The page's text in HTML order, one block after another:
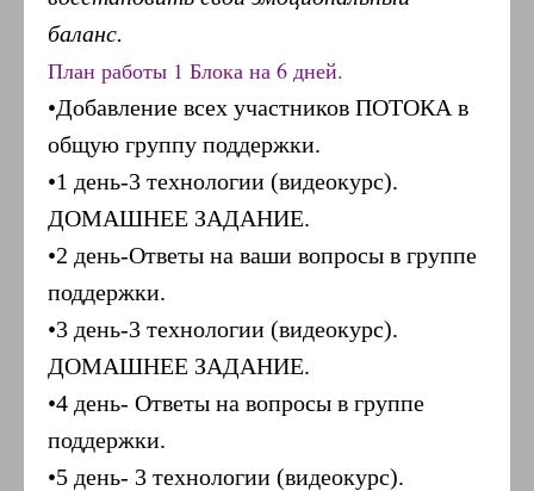
баланс.
План работы 1 Блока на 6 дней.
•Добавление всех участников ПОТОКА в
общую группу поддержки.
•1 день-3 технологии (видеокурс).
ДОМАШНЕЕ ЗАДАНИЕ.
•2 день-Ответы на ваши вопросы в группе
поддержки.
•3 день-3 технологии (видеокурс).
ДОМАШНЕЕ ЗАДАНИЕ.
•4 день- Ответы на вопросы в группе
поддержки.
•5 день- 3 технологии (видеокурс).